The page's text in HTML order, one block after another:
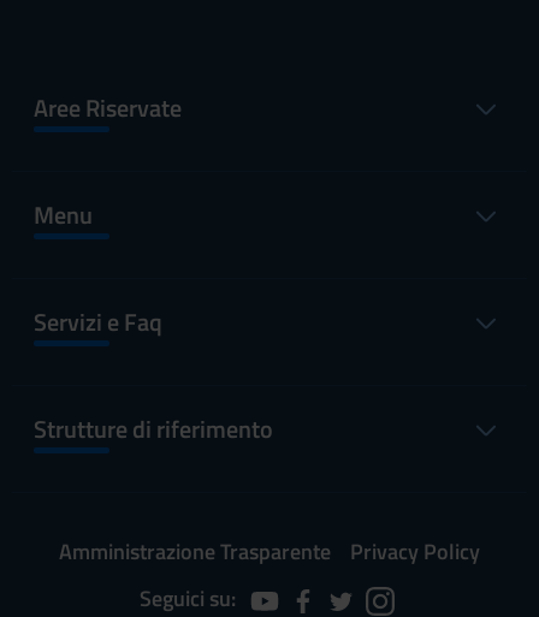
Aree Riservate
Menu
Servizi e Faq
Strutture di riferimento
Amministrazione Trasparente
Privacy Policy
Seguici su: